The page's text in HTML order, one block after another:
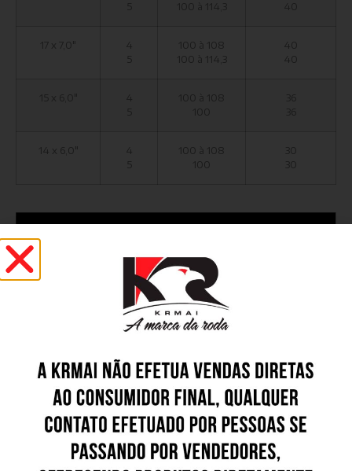
100 à 114,3
40
17 x 7,0"
4
5
100 à 108
100 à 114,3
40
40
15 x 6,0"
4
36
36
14 x 6,0"
4
5
100 à 108
100
30
30
GL - Gloss
HG - Hyper Gloss